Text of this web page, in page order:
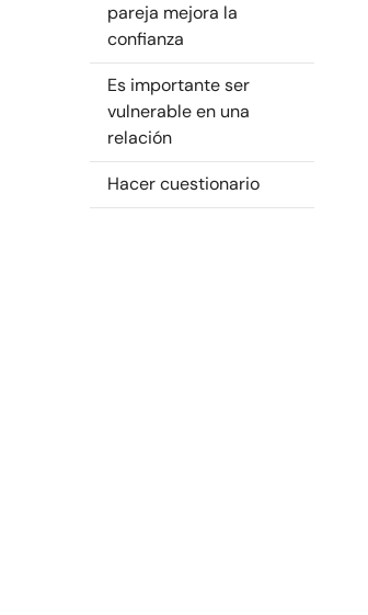
pareja mejora la
confianza
Es importante ser
vulnerable en una
relación
Hacer cuestionario